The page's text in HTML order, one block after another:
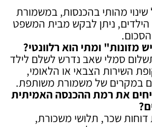
מהותי בהכנסות, במשמורת
הילדים, ניתן לבקש מבית המשפט
מזונות" ומתי הוא רלוונטי?
סמלי שאב נדרש לשלם לילד
השירות הצבאי או הלאומי,
במקרים של משמורת משותפת.
את רמת ההכנסה האמיתית
?
שכר, תלושי משכורת,